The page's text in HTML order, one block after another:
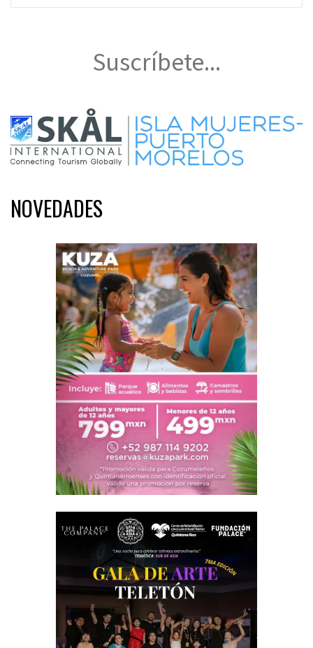
Suscríbete...
NOVEDADES